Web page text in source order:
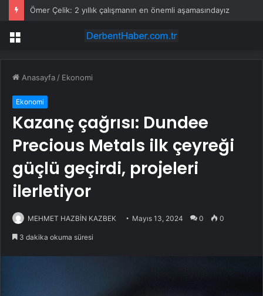
Ömer Çelik: 2 yıllık çalışmanın en önemli aşamasındayız
Menü
Anasayfa / Ekonomi
Ekonomi
Kazanç çağrısı: Dundee
Precious Metals ilk çeyreği
güçlü geçirdi, projeleri
ilerletiyor
MEHMET HAZBİN KAZBEK Mayıs 13, 2024 0 0
3 dakika okuma süresi